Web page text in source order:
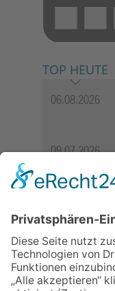
TOP HEUTE
06.08.2026
09.07.2026
10.05.2026